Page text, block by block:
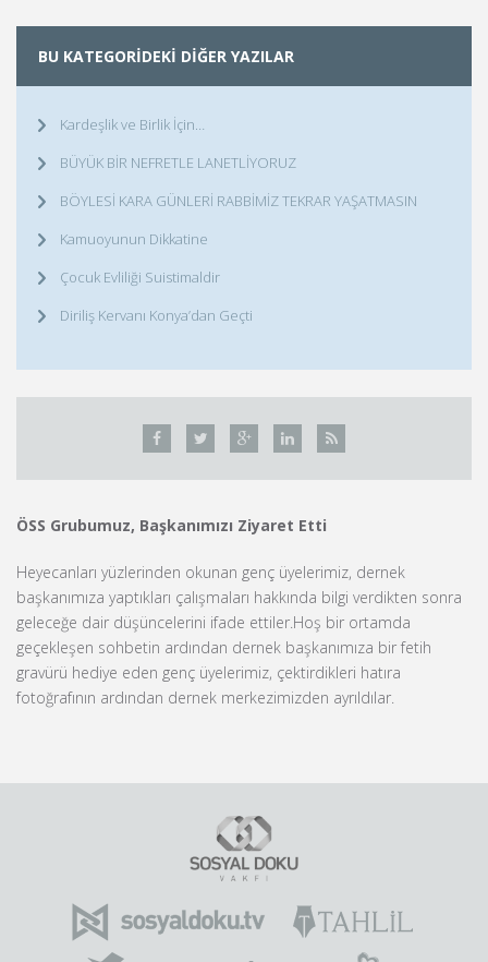
BU KATEGORIDEKI DIĞER YAZILAR
Kardeşlik ve Birlik İçin…
BÜYÜK BİR NEFRETLE LANETLİYORUZ
BÖYLESİ KARA GÜNLERİ RABBİMİZ TEKRAR YAŞATMASIN
Kamuoyunun Dikkatine
Çocuk Evliliği Suistimaldir
Diriliş Kervanı Konya’dan Geçti
ÖSS Grubumuz, Başkanımızı Ziyaret Etti
Heyecanları yüzlerinden okunan genç üyelerimiz, dernek
başkanımıza yaptıkları çalışmaları hakkında bilgi verdikten sonra
geleceğe dair düşüncelerini ifade ettiler.Hoş bir ortamda
geçekleşen sohbetin ardından dernek başkanımıza bir fetih
gravürü hediye eden genç üyelerimiz, çektirdikleri hatıra
fotoğrafının ardından dernek merkezimizden ayrıldılar.